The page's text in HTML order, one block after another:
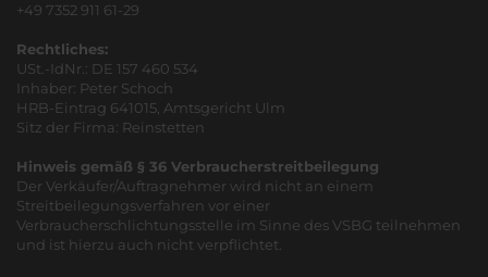
+49 7352 911 61-29
Rechtliches:
USt.-IdNr.: DE 157 460 534
Inhaber: Peter Schoch
HRB-Eintrag 641015, Amtsgericht Ulm
Sitz der Firma: Reinstetten
Hinweis gemäß § 36 Verbraucherstreitbeilegung
Der Verkäufer/Auftragnehmer wird nicht an einem
Streitbeilegungsverfahren vor einer
Verbraucherschlichtungsstelle im Sinne des VSBG teilnehmen
und ist hierzu auch nicht verpflichtet.